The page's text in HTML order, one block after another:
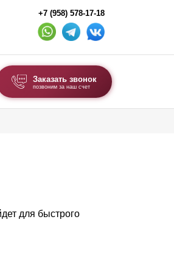
+7 (958) 578-17-18
Заказать звонок
позвоним за наш счет
для быстрого